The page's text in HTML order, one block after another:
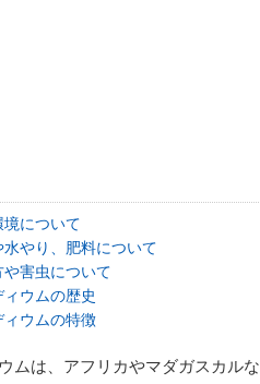
について
水やり、肥料について
や害虫について
ウムの歴史
ィウムの特徴
ムは、アフリカやマダガスカル